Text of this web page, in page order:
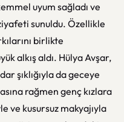
uyum sağladı ve
sunuldu. Özellikle
birlikte
alkış aldı. Hülya Avşar,
şıklığıyla da geceye
rağmen genç kızlara
ve kusursuz makyajıyla